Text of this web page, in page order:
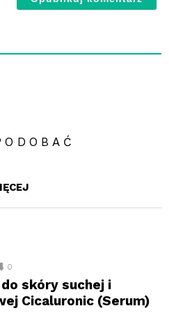
0
skóry suchej i
Cicaluronic (Serum)